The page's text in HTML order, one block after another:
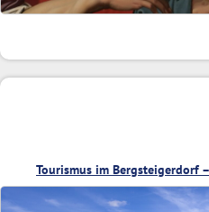
Tourismus im Bergsteigerdorf
Gratwanderung